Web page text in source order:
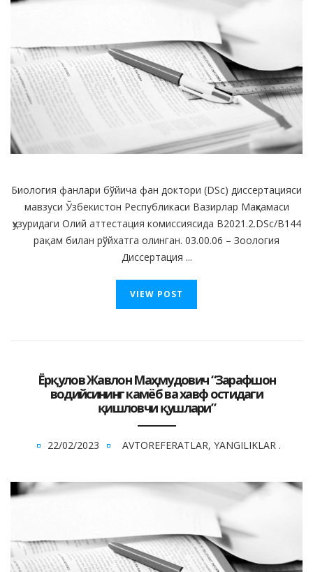
Биология фанлари бўйича фан доктори (DSc) диссертацияси
мавзуси Ўзбекистон Республикаси Вазирлар Маҳкамаси
ҳузуридаги Олий аттестация комиссиясида B2021.2.DSc/B144
рақам билан рўйхатга олинган. 03.00.06 – Зоология
Диссертация ...
VIEW POST
Ёрқулов Жавлон Маҳмудович “Зарафшон
водийсининг камёб ва хавф остидаги
қишловчи қушлари”
22/02/2023 AVTOREFERATLAR, YANGILIKLAR .